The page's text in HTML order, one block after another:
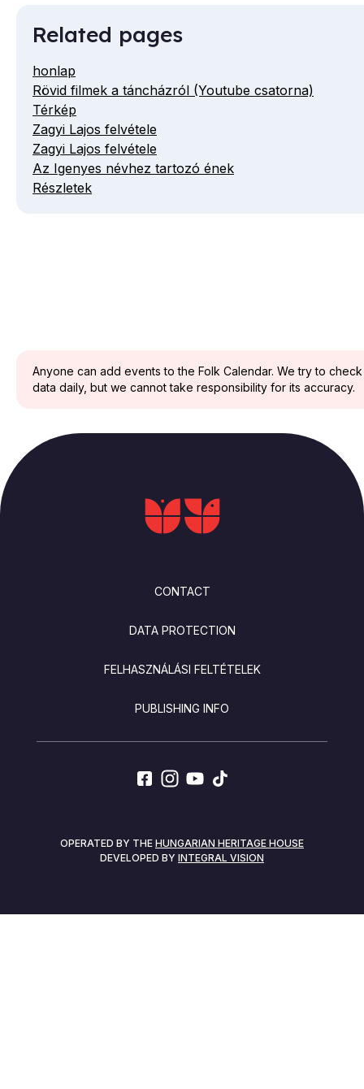
Anyone can add events to the Folk Calendar. We try to
data daily, but we cannot take responsibility for its accuracy.
Related pages
honlap
Rövid filmek a táncházról (Youtube csatorna)
Térkép
Zagyi Lajos felvétele
Zagyi Lajos felvétele
Az Igenyes névhez tartozó ének
Részletek
CONTACT
DATA PROTECTION
FELHASZNÁLÁSI FELTÉTELEK
PUBLISHING INFO
SOCIALS
OPERATED BY THE HUNGARIAN HERITAGE HOUSE
DEVELOPED BY INTEGRAL VISION